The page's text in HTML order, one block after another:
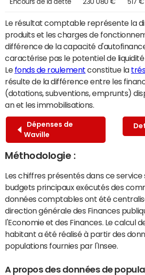
Le résultat comptable représente la
produits et les charges de
différence de la capacité
caractérise pas le potentiel de
Le fonds de roulement constitue la
résulte de la différence entre les
(dotations, subventions, emprunts)
an et les immobilisations.
Dépenses de
Waville
Méthodologie :
Les chiffres présentés dans ce service
budgets principaux exécutés des
données comptables ont été
direction générale des Finances
l'Economie et des Finances. Le calcul
habitant a été réalisé à partir des
populations fournies par l'Insee.
A propos des données de